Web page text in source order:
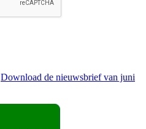
Download de nieuwsbrief van juni